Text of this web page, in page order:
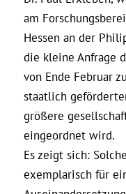
am
Hessen an der
die kleine Anfrage
von Ende Februar
staatlich
größere
eingeordnet wird.
Es zeigt sich:
exemplarisch für